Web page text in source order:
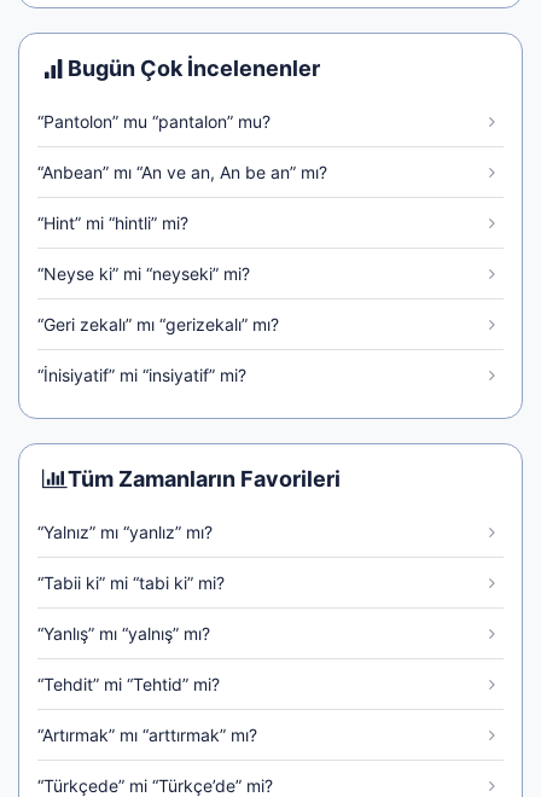
Bugün Çok İncelenenler
“Pantolon” mu “pantalon” mu?
“Anbean” mı “An ve an, An be an” mı?
“Hint” mi “hintli” mi?
“Neyse ki” mi “neyseki” mi?
“Geri zekalı” mı “gerizekalı” mı?
“İnisiyatif” mi “insiyatif” mi?
Tüm Zamanların Favorileri
“Yalnız” mı “yanlız” mı?
“Tabii ki” mi “tabi ki” mi?
“Yanlış” mı “yalnış” mı?
“Tehdit” mi “Tehtid” mi?
“Artırmak” mı “arttırmak” mı?
“Türkçede” mi “Türkçe’de” mi?